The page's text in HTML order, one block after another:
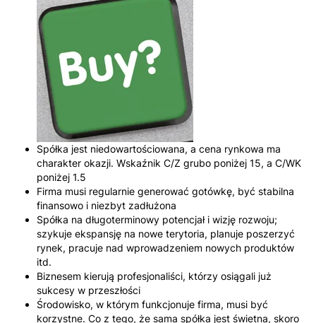
Spółka jest niedowartościowana, a cena rynkowa ma
charakter okazji. Wskaźnik C/Z grubo poniżej 15, a C/WK
poniżej 1.5
Firma musi regularnie generować gotówkę, być stabilna
finansowo i niezbyt zadłużona
Spółka na długoterminowy potencjał i wizję rozwoju;
szykuje ekspansję na nowe terytoria, planuje poszerzyć
rynek, pracuje nad wprowadzeniem nowych produktów
itd.
Biznesem kierują profesjonaliści, którzy osiągali już
sukcesy w przeszłości
Środowisko, w którym funkcjonuje firma, musi być
korzystne. Co z tego, że sama spółka jest świetna, skoro